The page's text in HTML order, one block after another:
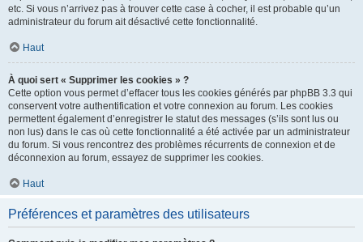
etc. Si vous n’arrivez pas à trouver cette case à cocher, il est probable qu’un
administrateur du forum ait désactivé cette fonctionnalité.
Haut
À quoi sert « Supprimer les cookies » ?
Cette option vous permet d’effacer tous les cookies générés par phpBB 3.3 qui
conservent votre authentification et votre connexion au forum. Les cookies
permettent également d’enregistrer le statut des messages (s’ils sont lus ou
non lus) dans le cas où cette fonctionnalité a été activée par un administrateur
du forum. Si vous rencontrez des problèmes récurrents de connexion et de
déconnexion au forum, essayez de supprimer les cookies.
Haut
Préférences et paramètres des utilisateurs